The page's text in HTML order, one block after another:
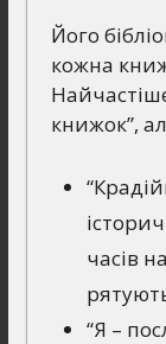
Його
кожна
книжок”,
часів
“Я –